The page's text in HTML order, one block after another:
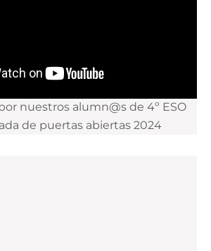
nuestros alumn@s de 4º ESO
de puertas abiertas 2024